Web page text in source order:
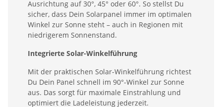
Ausrichtung auf 30°, 45° oder 60°. So stellst Du
sicher, dass Dein Solarpanel immer im optimalen
Winkel zur Sonne steht – auch in Regionen mit
niedrigerem Sonnenstand.
Integrierte Solar-Winkelführung
Mit der praktischen Solar-Winkelführung richtest
Du Dein Panel schnell im 90°-Winkel zur Sonne
aus. Das sorgt für maximale Einstrahlung und
optimiert die Ladeleistung jederzeit.